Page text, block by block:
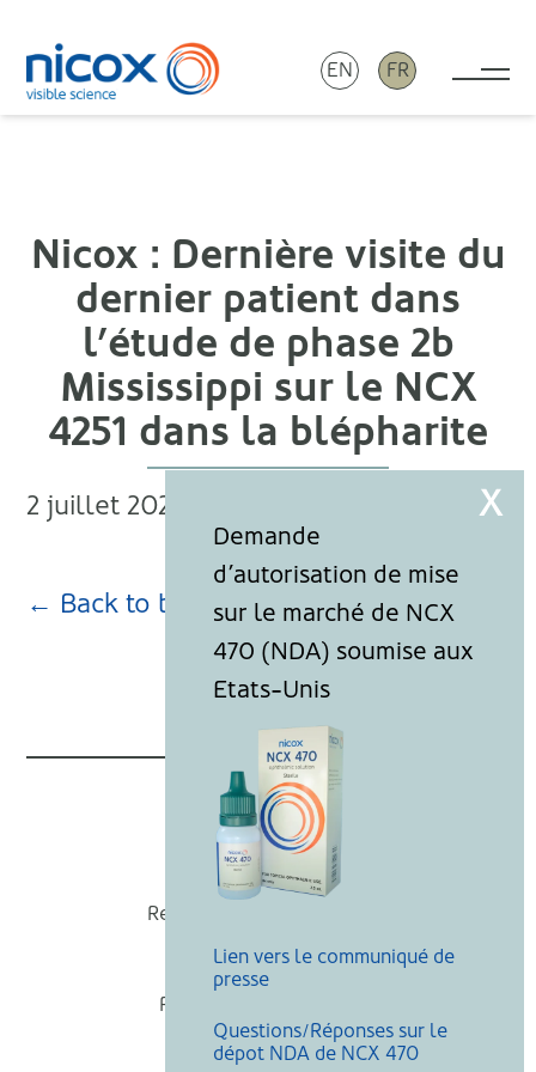
Nicox
EN FR
Nicox : Dernière visite du
dernier patient dans
l’étude de phase 2b
Mississippi sur le NCX
4251 dans la blépharite
2 juillet 2021
← Back to blog page
Nicox
Recevoir nos actualités
Mentions légales
Politique de cookies
Recherche
Lien vers le communiqué de
presse
Questions/Réponses sur le
dépot NDA de NCX 470